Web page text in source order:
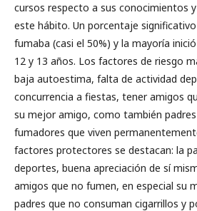
cursos respecto a sus conocimientos
este hábito. Un porcentaje
fumaba (casi el 50%) y la mayoría
12 y 13 años. Los factores de riesgo
baja autoestima, falta de actividad
concurrencia a fiestas, tener amigos
su mejor amigo, como también
fumadores que viven
factores protectores se destacan: la
deportes, buena apreciación de sí
amigos que no fumen, en especial su
padres que no consuman cigarrillos y